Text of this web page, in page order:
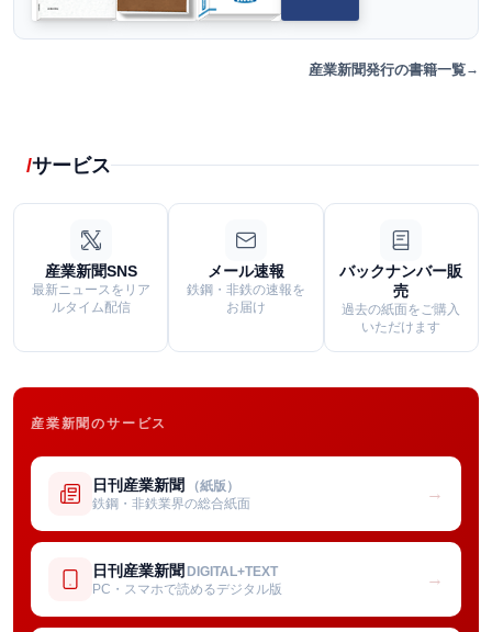
産業新聞発行の書籍一覧
サービス
産業新聞SNS
最新ニュースをリア
ルタイム配信
メール速報
鉄鋼・非鉄の速報を
お届け
バックナンバー販
売
過去の紙面をご購入
いただけます
産業新聞のサービス
日刊産業新聞 （紙版）
鉄鋼・非鉄業界の総合紙面
→
日刊産業新聞 DIGITAL+TEXT
PC・スマホで読めるデジタル版
→